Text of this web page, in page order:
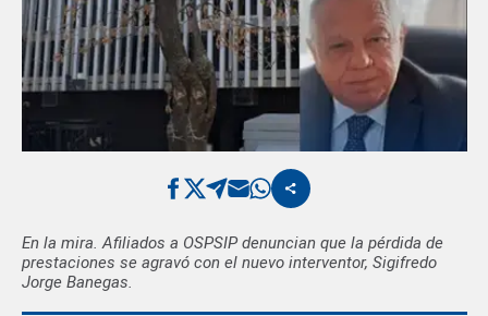
En la mira. Afiliados a OSPSIP denuncian que la pérdida de
prestaciones se agravó con el nuevo interventor, Sigifredo
Jorge Banegas.